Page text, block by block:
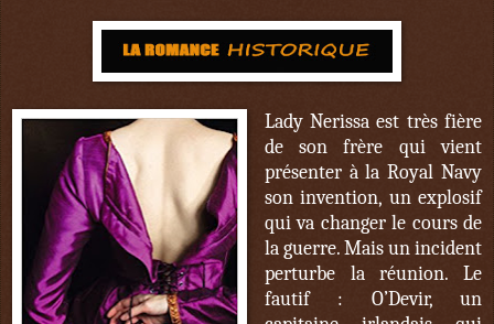
Lady Nerissa est très fière
de son frère qui vient
présenter à la Royal Navy
son invention, un explosif
qui va changer le cours de
la guerre. Mais un incident
perturbe la réunion. Le
fautif : O’Devir, un